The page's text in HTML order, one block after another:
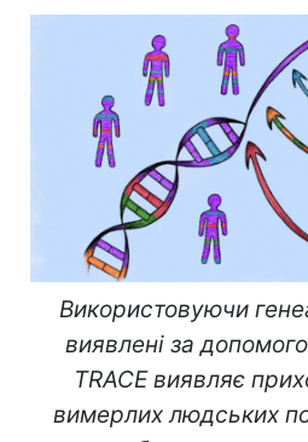
Використовуючи
виявлені за
TRACE виявляє
вимерлих людських